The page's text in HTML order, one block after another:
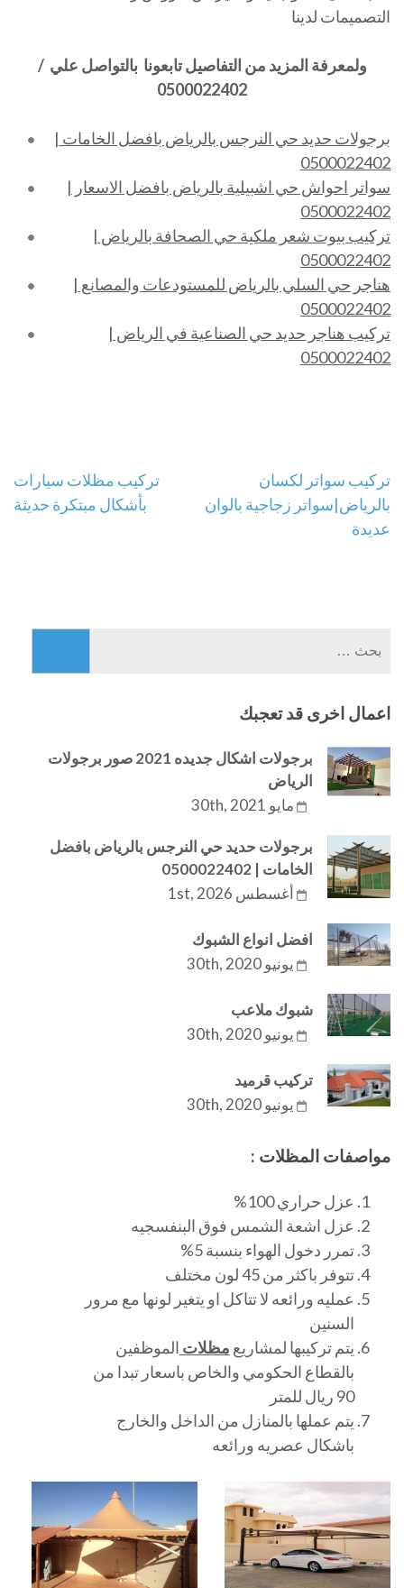
التصميمات لدينا
ولمعرفة المزيد من التفاصيل تابعونا بالتواصل علي /
0500022402
برجولات حديد حي النرجس بالرياض بافضل الخامات |
0500022402
سواتر احواش حي اشبيلية بالرياض بافضل الاسعار |
0500022402
تركيب بيوت شعر ملكية حي الصحافة بالرياض |
0500022402
هناجر حي السلي بالرياض للمستودعات والمصانع |
0500022402
تركيب هناجر حديد حي الصناعية في الرياض |
0500022402
تصفّح
المقالات
تركيب سواتر لكسان
بالرياض|سواتر زجاجية بالوان
عديدة
تركيب مظلات سيارات
بأشكال مبتكرة حديثة
اعمال اخرى قد تعجبك
برجولات اشكال جديده 2021 صور برجولات
الرياض
مايو 30th, 2021
برجولات حديد حي النرجس بالرياض بافضل
الخامات | 0500022402
أغسطس 1st, 2026
افضل انواع الشبوك
يونيو 30th, 2020
شبوك ملاعب
يونيو 30th, 2020
تركيب قرميد
يونيو 30th, 2020
مواصفات المظلات :
عزل حراري 100%
عزل اشعة الشمس فوق البنفسجيه
تمرر دخول الهواء بنسبة 5%
تتوفر باكثر من 45 لون مختلف
عمليه ورائعه لا تتاكل او يتغير لونها مع مرور
السنين
يتم تركيبها لمشاريع مظلات الموظفين
بالقطاع الحكومي والخاص باسعار تبدا من
90 ريال للمتر
يتم عملها بالمنازل من الداخل والخارج
باشكال عصريه ورائعه